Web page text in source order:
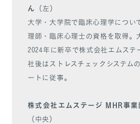
ん
（左）
大学・大学院で臨床心理学につい
理師・臨床心理士の資格を取得。
2024年に新卒で株式会社エムステ
社後はストレスチェックシステム
ートに従事。
株式会社エムステージ MHR事業
（中央）